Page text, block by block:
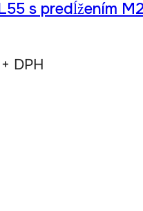
s predĺžením
+ DPH